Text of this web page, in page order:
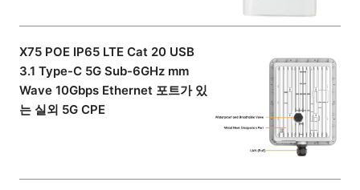
X75 POE IP65 LTE Cat 20 USB
3.1 Type-C 5G Sub-6GHz mm
Wave 10Gbps Ethernet 포트가 있
는 실외 5G CPE